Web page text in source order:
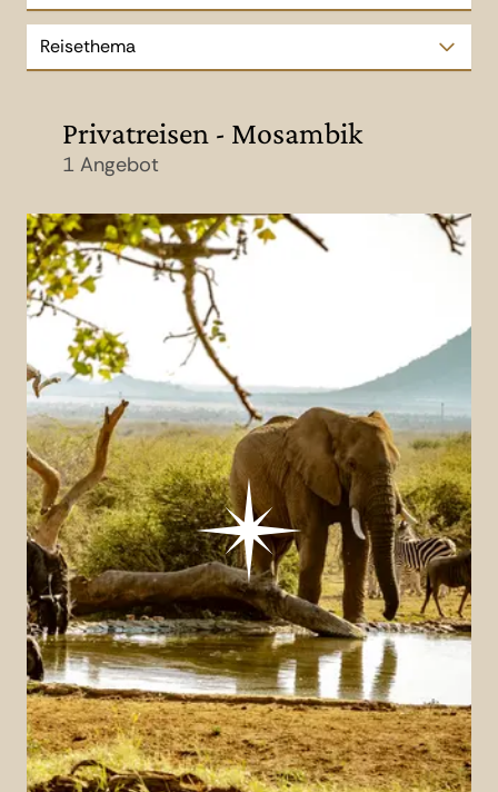
Reisethema
Privatreisen - Mosambik
1 Angebot